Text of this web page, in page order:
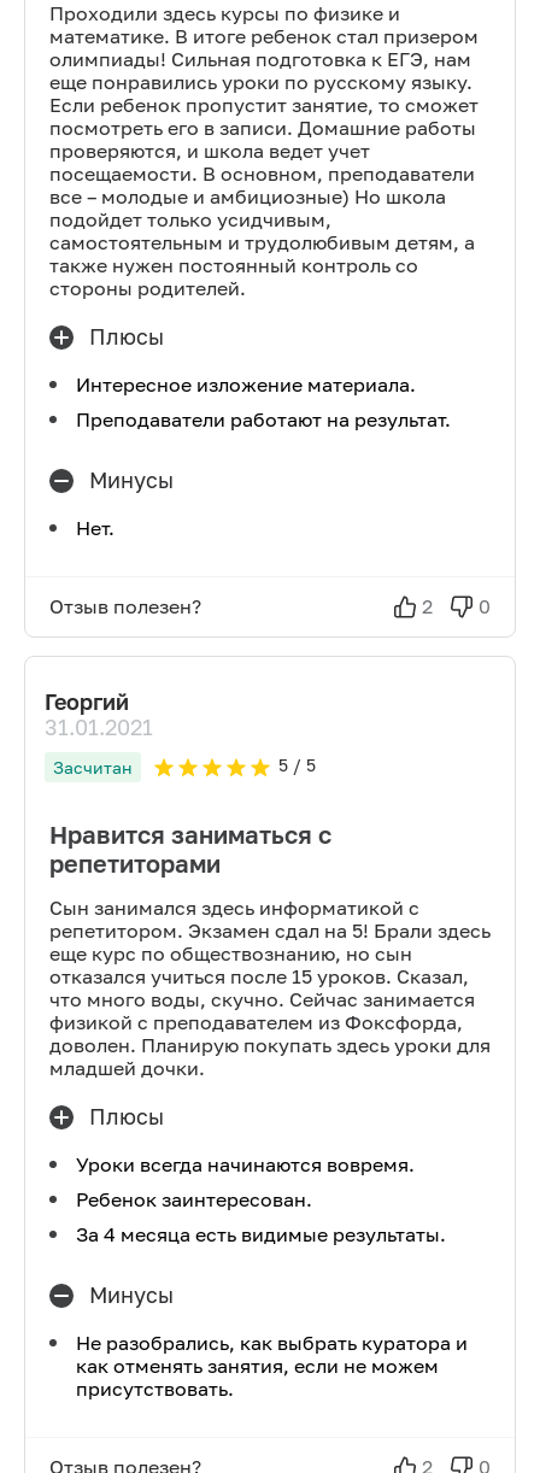
Проходили здесь курсы по физике и
математике. В итоге ребенок стал призером
олимпиады! Сильная подготовка к ЕГЭ, нам
еще понравились уроки по русскому языку.
Если ребенок пропустит занятие, то сможет
посмотреть его в записи. Домашние работы
проверяются, и школа ведет учет
посещаемости. В основном, преподаватели
все – молодые и амбициозные) Но школа
подойдет только усидчивым,
самостоятельным и трудолюбивым детям, а
также нужен постоянный контроль со
стороны родителей.
Плюсы
Интересное изложение материала.
Преподаватели работают на результат.
Минусы
Нет.
Отзыв полезен? 2 0
Георгий
31.01.2021
Засчитан 5/ 5
Нравится заниматься с
репетиторами
Сын занимался здесь информатикой с
репетитором. Экзамен сдал на 5! Брали здесь
еще курс по обществознанию, но сын
отказался учиться после 15 уроков. Сказал,
что много воды, скучно. Сейчас занимается
физикой с преподавателем из Фоксфорда,
доволен. Планирую покупать здесь уроки для
младшей дочки.
Плюсы
Уроки всегда начинаются вовремя.
Ребенок заинтересован.
За 4 месяца есть видимые результаты.
Минусы
Не разобрались, как выбрать куратора и
как отменять занятия, если не можем
присутствовать.
Отзыв полезен? 2 0